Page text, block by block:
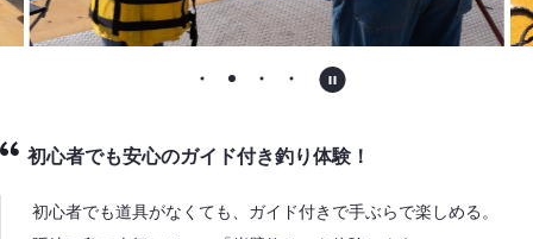
初心者でも安心のガイド付き釣り体験！
初心者でも道具がなくても、ガイド付きで手ぶらで楽しめる。